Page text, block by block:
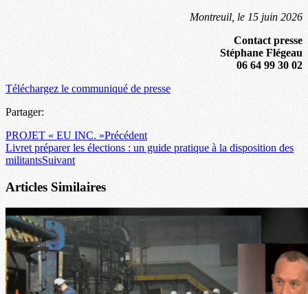
Montreuil, le 15 juin 2026
Contact presse
Stéphane Flégeau
06 64 99 30 02
Téléchargez le communiqué de presse
Partager:
PROJET « EU INC. »Précédent
Livret préparer les élections : un guide pratique à la disposition des
militantsSuivant
Articles Similaires